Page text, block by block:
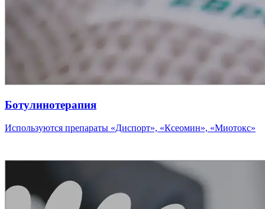
Ботулинотерапия
Используются препараты «Диспорт», «Ксеомин», «Миотокс»